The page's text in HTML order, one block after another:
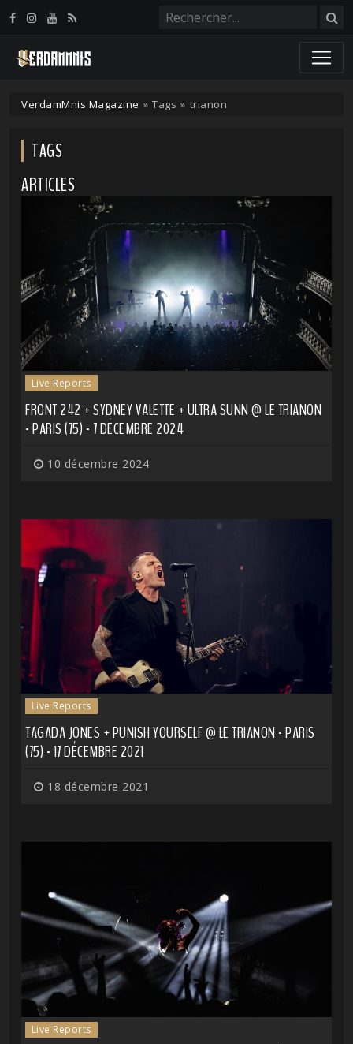
VerdamMnis Magazine » Tags » trianon
TAGS
ARTICLES
Live Reports
FRONT 242 + SYDNEY VALETTE + ULTRA SUNN @ LE TRIANON
- PARIS (75) - 7 DÉCEMBRE 2024
10 décembre 2024
Live Reports
TAGADA JONES + PUNISH YOURSELF @ LE TRIANON - PARIS
(75) - 17 DÉCEMBRE 2021
18 décembre 2021
Live Reports
Panneau de gestion des cookies